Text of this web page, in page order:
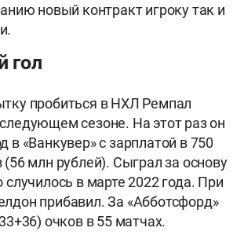
новый контракт игроку так и
гол
пробиться в НХЛ Ремпал
сезоне. На этот раз он
в «Ванкувер» с зарплатой в 750
млн рублей). Сыграл за основу
случилось в марте 2022 года. При
прибавил. За «Абботсфорд»
очков в 55 матчах.